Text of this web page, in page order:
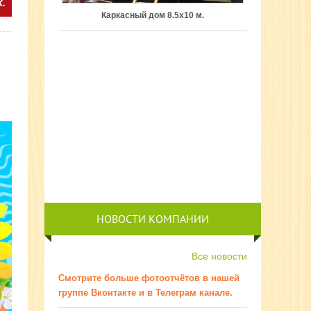
Каркасный дом 8.5х10 м.
НОВОСТИ КОМПАНИИ
Все новости
Смотрите больше фотоотчётов в нашей
группе Вконтакте и в Телеграм канале.